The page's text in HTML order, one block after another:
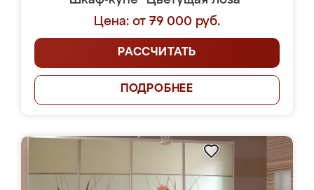
Цена: от 79 000 руб.
РАССЧИТАТЬ
ПОДРОБНЕЕ